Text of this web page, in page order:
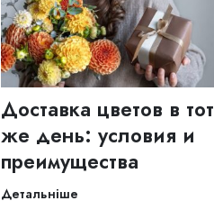
Доставка цветов в тот
же день: условия и
преимущества
Детальніше